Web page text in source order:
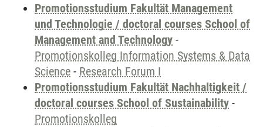
Promotionsstudium Fakultät Management
und Technologie / doctoral courses School of
Management and Technology -
Promotionskolleg Information Systems & Data
Science - Research Forum I
Promotionsstudium Fakultät Nachhaltigkeit /
doctoral courses School of Sustainability -
Promotionskolleg